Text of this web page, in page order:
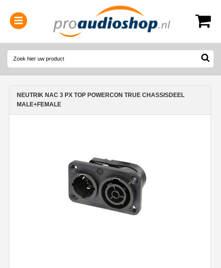
0314-364515
NEUTRIK NAC 3 PX TOP POWERCON TRUE CHASSISDEEL
MALE+FEMALE